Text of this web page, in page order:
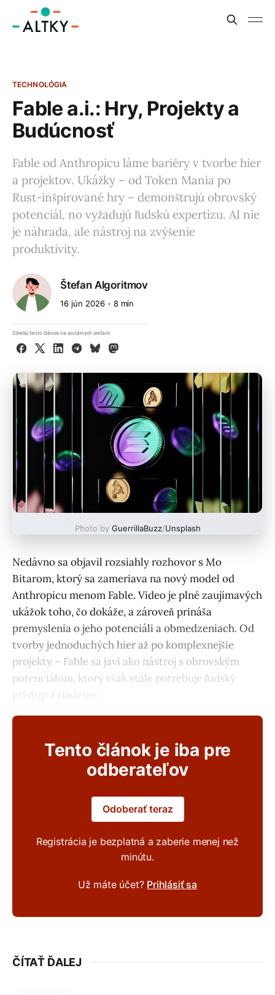
TECHNOLÓGIA
Fable a.i.: Hry, Projekty a
Budúcnosť
Fable od Anthropicu láme bariéry v tvorbe hier
a projektov. Ukážky – od Token Mania po
Rust-inšpirované hry – demonštrujú obrovský
potenciál, no vyžadujú ľudskú expertízu. AI nie
je náhrada, ale nástroj na zvýšenie
produktivity.
Štefan Algoritmov
16 jún 2026 8 min
Zdieľaj tento článok na sociálnych sieťach
Facebook
X LinkedInTelegram
BlueskyMastodon
Photo by GuerrillaBuzz/Unsplash
Nedávno sa objavil rozsiahly rozhovor s Mo
Bitarom, ktorý sa zameriava na nový model od
Anthropicu menom Fable. Video je plné zaujímavých
ukážok toho, čo dokáže, a zároveň prináša
premyslenia o jeho potenciáli a obmedzeniach. Od
tvorby jednoduchých hier až po komplexnejšie
projekty – Fable sa javí ako nástroj s obrovským
potenciálom, ktorý však stále potrebuje ľudský
prístup a riadenie.
Tento článok je iba pre
odberateľov
Odoberať teraz
Registrácia je bezplatná a zaberie menej než
minútu.
Už máte účet? Prihlásiť sa
ČÍTAŤ ĎALEJ